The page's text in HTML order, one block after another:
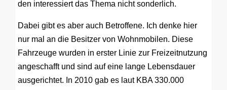
den interessiert das Thema nicht sonderlich.
Dabei gibt es aber auch Betroffene. Ich denke hier
nur mal an die Besitzer von Wohnmobilen. Diese
Fahrzeuge wurden in erster Linie zur Freizeitnutzung
angeschafft und sind auf eine lange Lebensdauer
ausgerichtet. In 2010 gab es laut KBA 330.000